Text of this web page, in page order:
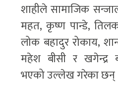
शाहीले सामाजिक
महत, कृष्ण पान्डे,
लोक बहादुर रोकाय,
महेश बीसी र खगेन्द्र
भएको उल्लेख गरेका छन्